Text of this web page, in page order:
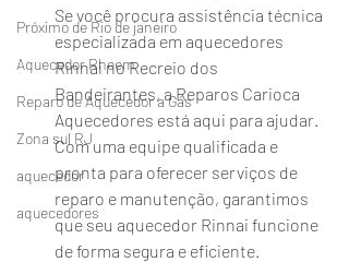
Próximo de Rio de janeiro
Aquecedor Rheem
Reparo de Aquecedor a Gás
Zona sul RJ
aquecedor
aquecedores
Se você procura assistência técnica
especializada em aquecedores
Rinnai no Recreio dos
Bandeirantes, a Reparos Carioca
Aquecedores está aqui para ajudar.
Com uma equipe qualificada e
pronta para oferecer serviços de
reparo e manutenção, garantimos
que seu aquecedor Rinnai funcione
de forma segura e eficiente.